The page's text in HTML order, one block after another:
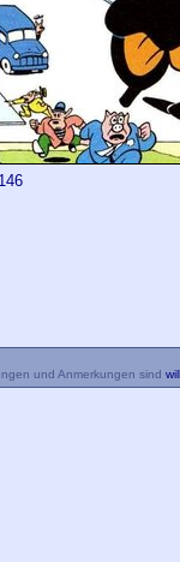
und Anmerkungen sind